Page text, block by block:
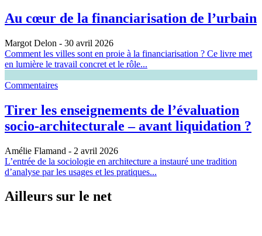
Au cœur de la financiarisation de l’urbain
Margot Delon - 30 avril 2026
Comment les villes sont en proie à la financiarisation ? Ce livre met
en lumière le travail concret et le rôle...
Commentaires
Tirer les enseignements de l’évaluation
socio-architecturale – avant liquidation ?
Amélie Flamand - 2 avril 2026
L’entrée de la sociologie en architecture a instauré une tradition
d’analyse par les usages et les pratiques...
Ailleurs sur le net